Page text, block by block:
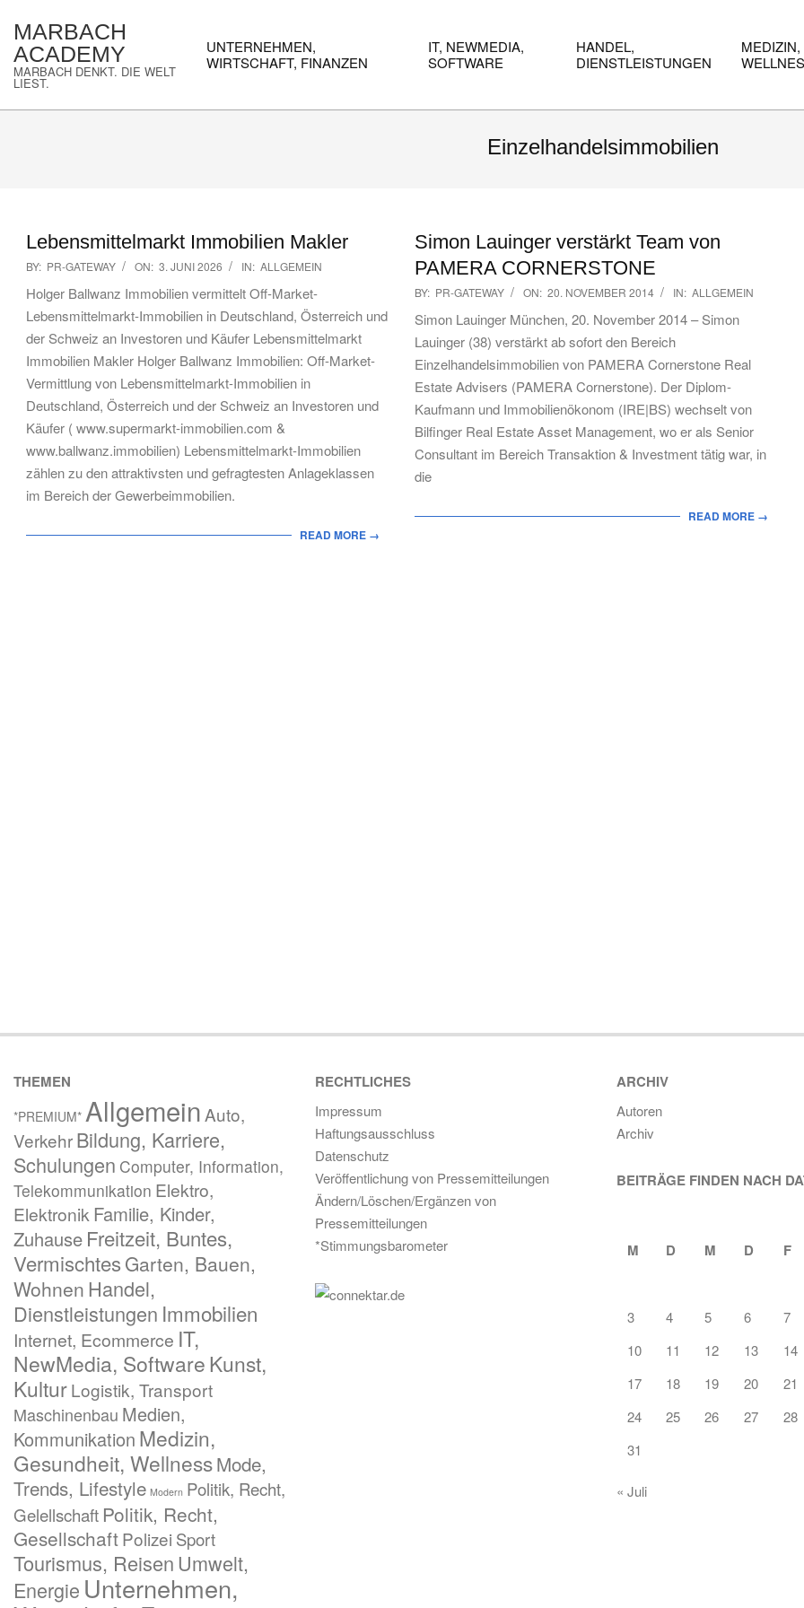
content
MARBACH
ACADEMY
MARBACH DENKT. DIE WELT
LIEST.
Navigation
UNTERNEHMEN,
WIRTSCHAFT, FINANZEN
IT, NEWMEDIA,
SOFTWARE
HANDEL,
DIENSTLEISTUNGEN
Einzelhandelsimmobilien
Lebensmittelmarkt Immobilien Makler
2026-
06-
03
BY: PR-GATEWAY ON: 3. JUNI 2026 IN: ALLGEMEIN
Holger Ballwanz Immobilien vermittelt Off-Market-
Lebensmittelmarkt-Immobilien in Deutschland, Österreich und
der Schweiz an Investoren und Käufer Lebensmittelmarkt
Immobilien Makler Holger Ballwanz Immobilien: Off-Market-
Vermittlung von Lebensmittelmarkt-Immobilien in
Deutschland, Österreich und der Schweiz an Investoren und
Käufer ( www.supermarkt-immobilien.com &
www.ballwanz.immobilien) Lebensmittelmarkt-Immobilien
zählen zu den attraktivsten und gefragtesten Anlageklassen
im Bereich der Gewerbeimmobilien.
READ MORE →
Simon Lauinger verstärkt Team von
PAMERA CORNERSTONE
2014-
11-
20
BY: PR-GATEWAY ON: 20. NOVEMBER 2014 IN: ALLGEMEIN
Simon Lauinger München, 20. November 2014 – Simon
Lauinger (38) verstärkt ab sofort den Bereich
Einzelhandelsimmobilien von PAMERA Cornerstone Real
Estate Advisers (PAMERA Cornerstone). Der Diplom-
Kaufmann und Immobilienökonom (IRE|BS) wechselt von
Bilfinger Real Estate Asset Management, wo er als Senior
Consultant im Bereich Transaktion & Investment tätig war, in
die
READ MORE →
THEMEN
*PREMIUM* Allgemein Auto,
VerkehrBildung, Karriere,
Schulungen Computer, Information,
Telekommunikation Elektro,
Elektronik Familie, Kinder,
Zuhause Freitzeit, Buntes,
Vermischtes Garten, Bauen,
Wohnen Handel,
Dienstleistungen Immobilien
Internet, Ecommerce IT,
NewMedia, SoftwareKunst,
KulturLogistik, Transport
Maschinenbau Medien,
Kommunikation Medizin,
Gesundheit, WellnessMode,
Trends, Lifestyle Modern Politik, Recht,
Gelellschaft Politik, Recht,
GesellschaftPolizei Sport
Tourismus, Reisen Umwelt,
Energie Unternehmen,
RECHTLICHES
Impressum
Haftungsausschluss
Datenschutz
Veröffentlichung von Pressemitteilungen
Ändern/Löschen/Ergänzen von
Pressemitteilungen
*Stimmungsbarometer
ARCHIV
Autoren
Archiv
BEITRÄGE FINDEN NACH
M D M D F
3 4 5 6
7
10
11 12 13
14
17
18 19 20
21
24
25 26 27
28
31
« Juli